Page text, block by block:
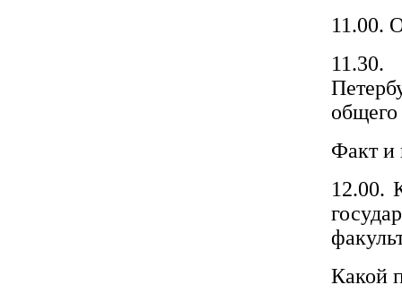
11.00.
11.30.
общего
Факт и
12.00.
Какой